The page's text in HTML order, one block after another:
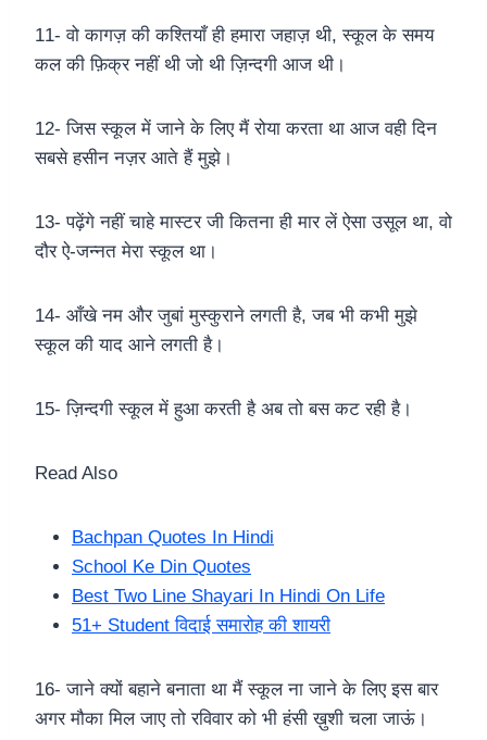
11- वो कागज़ की कश्तियाँ ही हमारा जहाज़ थी, स्कूल के समय
कल की फ़िक्र नहीं थी जो थी ज़िन्दगी आज थी।
12- जिस स्कूल में जाने के लिए मैं रोया करता था आज वही दिन
सबसे हसीन नज़र आते हैं मुझे।
13- पढ़ेंगे नहीं चाहे मास्टर जी कितना ही मार लें ऐसा उसूल था, वो
दौर ऐ-जन्नत मेरा स्कूल था।
14- आँखे नम और जुबां मुस्कुराने लगती है, जब भी कभी मुझे
स्कूल की याद आने लगती है।
15- ज़िन्दगी स्कूल में हुआ करती है अब तो बस कट रही है।
Read Also
Bachpan Quotes In Hindi
School Ke Din Quotes
Best Two Line Shayari In Hindi On Life
51+ Student विदाई समारोह की शायरी
16- जाने क्यों बहाने बनाता था मैं स्कूल ना जाने के लिए इस बार
अगर मौका मिल जाए तो रविवार को भी हंसी ख़ुशी चला जाऊं।